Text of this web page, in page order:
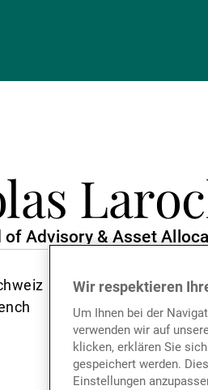
of Advisory & Asset
Wir respektieren
Um Ihnen bei der
verwenden wir auf
klicken, erklären Sie
gespeichert werden.
Einstellungen